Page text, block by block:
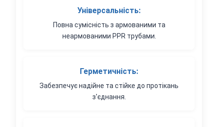
Універсальність:
Повна сумісність з армованими та
неармованими PPR трубами.
Герметичність:
Забезпечує надійне та стійке до протікань
з'єднання.